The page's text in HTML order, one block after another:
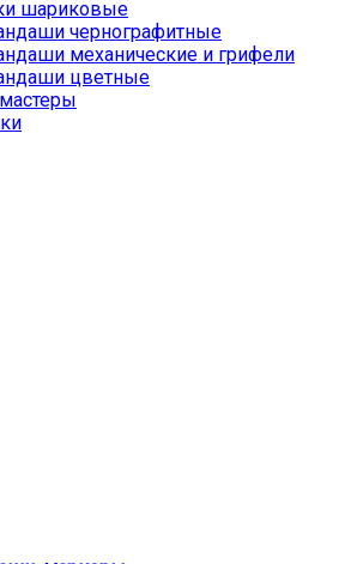
шариковые
чернографитные
механические и грифели
цветные